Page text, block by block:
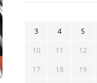
3
4 5
10
11 12
17
18 19